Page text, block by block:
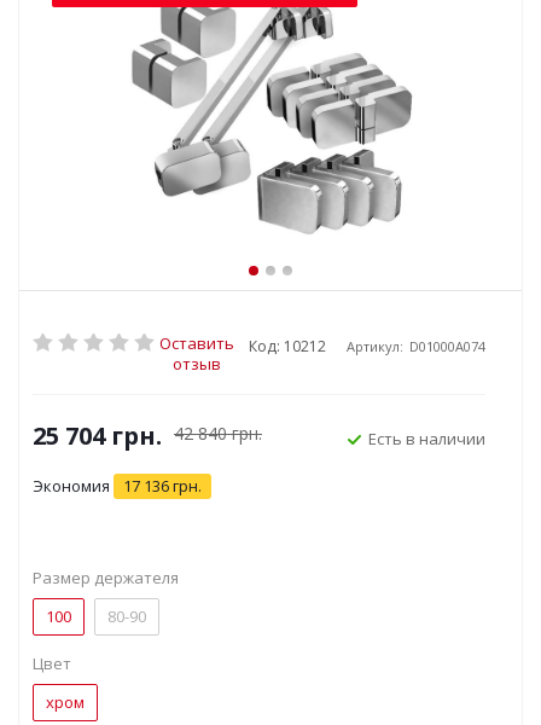
Оставить
отзыв
Код: 10212 Артикул: D01000A074
25 704грн. 42 840грн.
Экономия 17 136грн.
Есть в наличии
Размер держателя
100
80-90
Цвет
хром